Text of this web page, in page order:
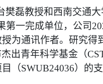
磊教授和西南交通
第一完成单位，公司
为通讯作者。研究得
出青年科学基金（
（SWUB24036）的支